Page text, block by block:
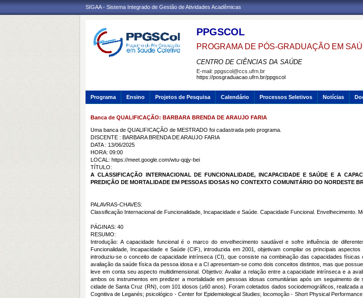
SIGAA - Sistema Integrado de Gestão de Atividades Acadêmicas
PPGSCOL
PROGRAMA DE PÓS-GRADUAÇÃO EM
CENTRO DE CIÊNCIAS DA SAÚDE
E-mail: ppgscol@ccs.ufrn.br
https://posgraduacao.ufrn.br/ppgscol
Programa Ensino Projetos de Pesquisa Calendário Processos Seletivos Notícias
Banca de QUALIFICAÇÃO: BARBARA BRENDA DE ARAUJO FARIA
Uma banca de QUALIFICAÇÃO de MESTRADO foi cadastrada pelo programa.
DISCENTE : BARBARA BRENDA DE ARAUJO FARIA
DATA : 13/06/2025
HORA: 09:00
LOCAL: https://meet.google.com/wtu-qqjy-bei
TÍTULO:
A CLASSIFICAÇÃO INTERNACIONAL DE FUNCIONALIDADE, INCAPACIDADE E SAÚDE E A
PREDIÇÃO DE MORTALIDADE EM PESSOAS IDOSAS NO CONTEXTO COMUNITÁRIO DO NORDESTE
PALAVRAS-CHAVES:
Classificação Internacional de Funcionalidade, Incapacidade e Saúde. Capacidade Funcional. Envelhecimento.
PÁGINAS: 40
RESUMO:
Introdução: A capacidade funcional é o marco do envelhecimento saudável e sofre influência de
Funcionalidade, Incapacidade e Saúde (CIF), introduzida em 2001, objetivam compilar os principais
introduziu-se o conceito de capacidade intrínseca (CI), que consiste na combinação das capacidades
avaliação da saúde física da pessoa idosa e a CI apresentam-se como dois conceitos distintos, mas que
leve em conta seu aspecto multidimensional. Objetivo: Avaliar a relação entre a capacidade intrínseca e a
ambos os instrumentos em predizer a mortalidade em pessoas idosas comunitárias após um seguimento
cidade de Santa Cruz (RN), com 101 idosos (≥60 anos). Foram coletados dados sociodemográficos,
Cognitiva de Leganés; psicológico - Center for Epidemiological Studies; locomoção - Short Physical